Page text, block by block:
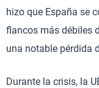
hizo que España se
flancos más débiles
una notable pérdida
Durante la crisis, la